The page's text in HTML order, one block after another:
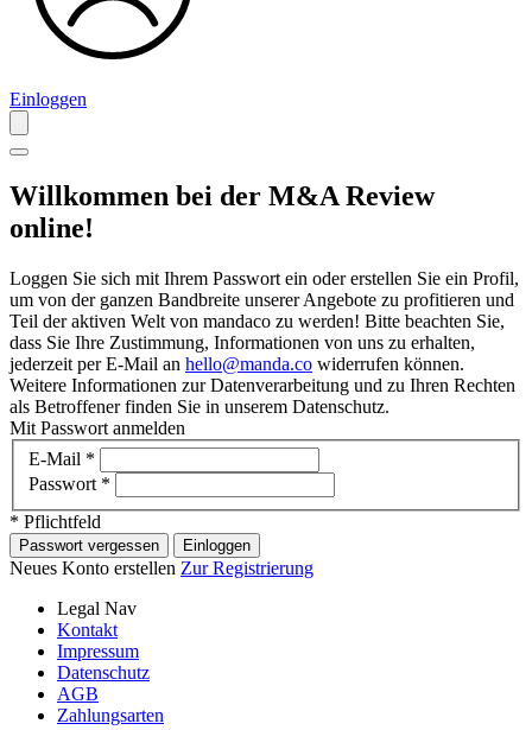
Einloggen
Willkommen bei der M&A Review
online!
Loggen Sie sich mit Ihrem Passwort ein oder erstellen Sie ein Profil,
um von der ganzen Bandbreite unserer Angebote zu profitieren und
Teil der aktiven Welt von mandaco zu werden! Bitte beachten Sie,
dass Sie Ihre Zustimmung, Informationen von uns zu erhalten,
jederzeit per E-Mail an hello@manda.co widerrufen können.
Weitere Informationen zur Datenverarbeitung und zu Ihren Rechten
als Betroffener finden Sie in unserem Datenschutz.
Mit Passwort anmelden
E-Mail *
Passwort *
* Pflichtfeld
Passwort vergessen Einloggen
Neues Konto erstellen Zur Registrierung
Legal Nav
Kontakt
Impressum
Datenschutz
AGB
Zahlungsarten